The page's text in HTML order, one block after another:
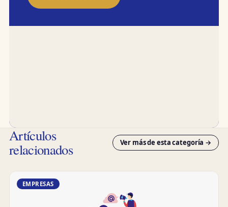
Artículos
relacionados Ver más de esta categoría →
EMPRESAS